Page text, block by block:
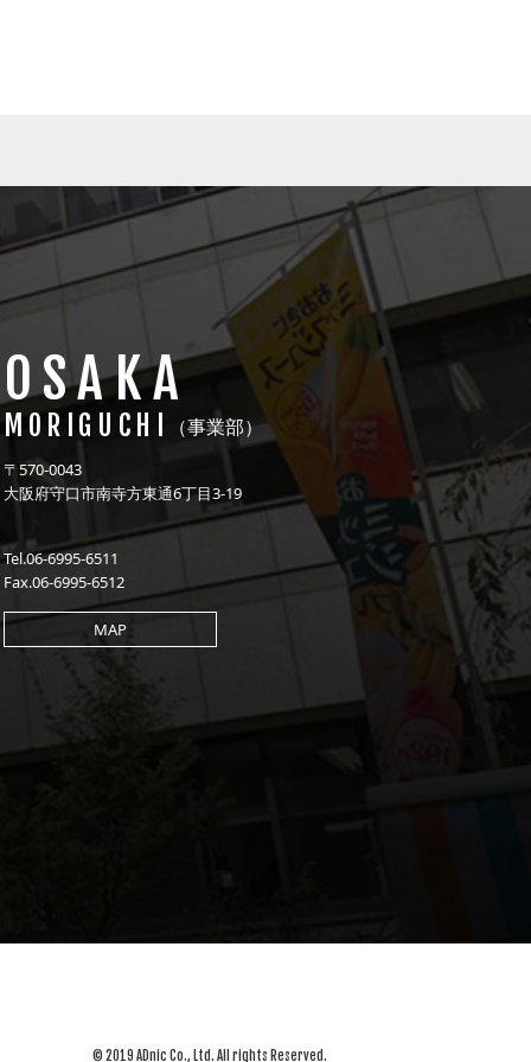
OSAKA
MORIGUCHI （事業部）
〒570-0043
大阪府守口市南寺方東通6丁目3-19
Tel.06-6995-6511
Fax.06-6995-6512
MAP
© 2019 ADnic Co., Ltd. All rights Reserved.